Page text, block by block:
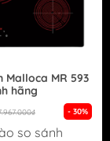
Malloca MR 593
hãng
- 30%
so sánh